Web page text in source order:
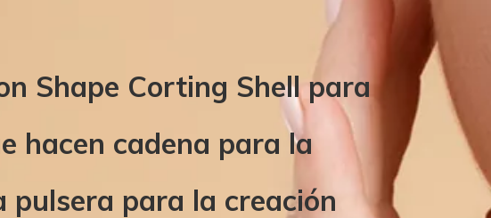
Shape Corting Shell para
hacen cadena para la
pulsera para la creación